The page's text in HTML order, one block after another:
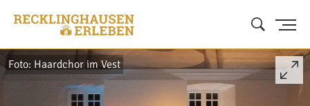
Foto: Haardchor im Vest